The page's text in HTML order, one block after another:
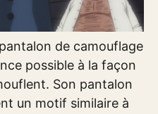
de camouflage
possible à la façon
Son pantalon
un motif similaire à